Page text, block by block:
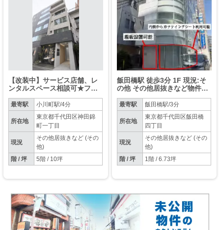
【改装中】サービス店舗、レ
ンタルスペース相談可★フリ
2F（8.53坪）、他の階も募集
中！
最寄駅 小川町駅/4分
所在地
東京都千代田区神田錦
町一丁目
現況
その他居抜きなど (その
他)
階 / 坪
5階 / 10坪
飯田橋駅 徒歩3分 1F 現況:そ
の他 その他居抜きなど物件
最寄駅 飯田橋駅/3分
所在地
東京都千代田区飯田橋
四丁目
現況
その他居抜きなど (その
他)
階 / 坪
1階 / 6.73坪